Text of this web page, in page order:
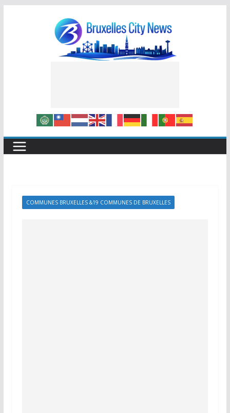
COMMUNES BRUXELLES &19 COMMUNES DE BRUXELLES